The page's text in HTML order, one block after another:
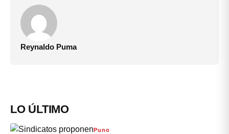
Reynaldo Puma
LO ÚLTIMO
Puno